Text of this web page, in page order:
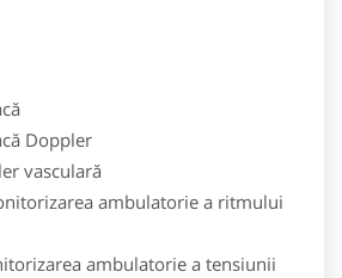
Doppler
vasculară
ambulatorie a ritmului
ambulatorie a tensiunii